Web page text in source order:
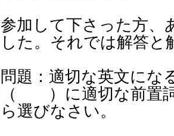
参加して下さった方、
した。それでは解答と
問題：適切な英文にな
（ ）に適切な前置
ら選びなさい。